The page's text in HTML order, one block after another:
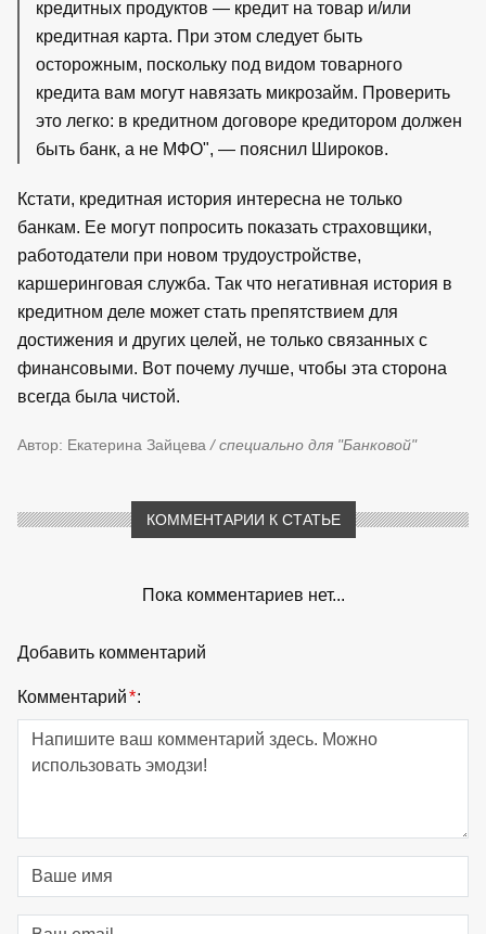
кредитных продуктов — кредит на товар и/или
кредитная карта. При этом следует быть
осторожным, поскольку под видом товарного
кредита вам могут навязать микрозайм. Проверить
это легко: в кредитном договоре кредитором должен
быть банк, а не МФО", — пояснил Широков.
Кстати, кредитная история интересна не только
банкам. Ее могут попросить показать страховщики,
работодатели при новом трудоустройстве,
каршеринговая служба. Так что негативная история в
кредитном деле может стать препятствием для
достижения и других целей, не только связанных с
финансовыми. Вот почему лучше, чтобы эта сторона
всегда была чистой.
Автор: Екатерина Зайцева / специально для "Банковой"
КОММЕНТАРИИ К СТАТЬЕ
Пока комментариев нет...
Добавить комментарий
Комментарий*: